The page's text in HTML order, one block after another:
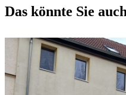
Das könnte Sie